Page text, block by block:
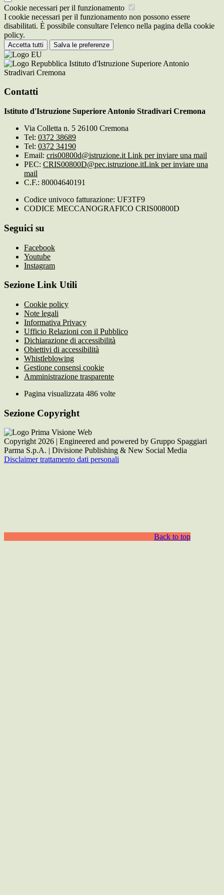
Cookie necessari per il funzionamento
I cookie necessari per il funzionamento non possono essere
disabilitati. È possibile consultare l'elenco nella pagina della cookie
policy.
Accetta tutti Salva le preferenze
Istituto d'Istruzione Superiore Antonio
Stradivari Cremona
Contatti
Istituto d'Istruzione Superiore Antonio Stradivari Cremona
Via Colletta n. 5 26100 Cremona
Tel: 0372 38689
Tel: 0372 34190
Email: cris00800d@istruzione.it Link per inviare una mail
PEC: CRIS00800D@pec.istruzione.itLink per inviare una
mail
C.F.: 80004640191
Codice univoco fatturazione: UF3TF9
CODICE MECCANOGRAFICO CRIS00800D
Seguici su
Facebook
Youtube
Instagram
Sezione Link Utili
Cookie policy
Note legali
Informativa Privacy
Ufficio Relazioni con il Pubblico
Dichiarazione di accessibilità
Obiettivi di accessibilità
Whistleblowing
Gestione consensi cookie
Amministrazione trasparente
Pagina visualizzata 486 volte
Sezione Copyright
Copyright 2026 | Engineered and powered by Gruppo Spaggiari
Parma S.p.A. | Divisione Publishing & New Social Media
Disclaimer trattamento dati personali
Back to top